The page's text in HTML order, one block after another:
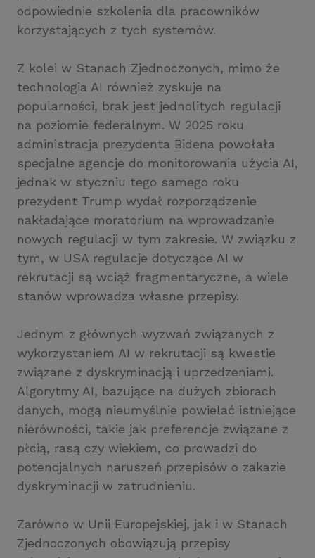
odpowiednie szkolenia dla pracowników
korzystających z tych systemów.
Z kolei w Stanach Zjednoczonych, mimo że
technologia AI również zyskuje na
popularności, brak jest jednolitych regulacji
na poziomie federalnym. W 2025 roku
administracja prezydenta Bidena powołała
specjalne agencje do monitorowania użycia AI,
jednak w styczniu tego samego roku
prezydent Trump wydał rozporządzenie
nakładające moratorium na wprowadzanie
nowych regulacji w tym zakresie. W związku z
tym, w USA regulacje dotyczące AI w
rekrutacji są wciąż fragmentaryczne, a wiele
stanów wprowadza własne przepisy.
Jednym z głównych wyzwań związanych z
wykorzystaniem AI w rekrutacji są kwestie
związane z dyskryminacją i uprzedzeniami.
Algorytmy AI, bazujące na dużych zbiorach
danych, mogą nieumyślnie powielać istniejące
nierówności, takie jak preferencje związane z
płcią, rasą czy wiekiem, co prowadzi do
potencjalnych naruszeń przepisów o zakazie
dyskryminacji w zatrudnieniu.
Zarówno w Unii Europejskiej, jak i w Stanach
Zjednoczonych obowiązują przepisy